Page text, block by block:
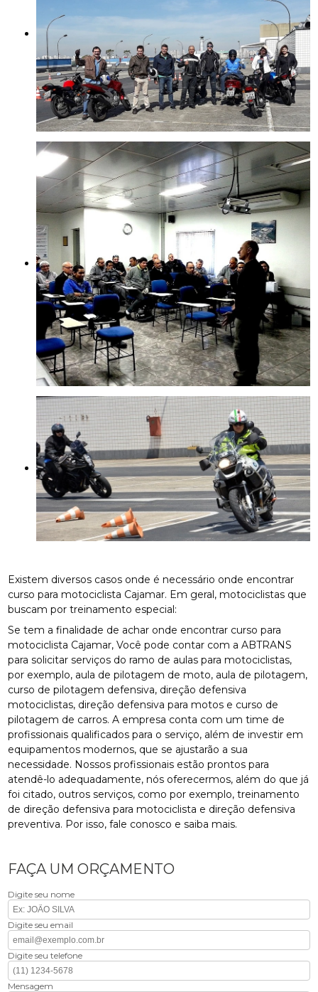
Existem diversos casos onde é necessário onde encontrar
curso para motociclista Cajamar. Em geral, motociclistas que
buscam por treinamento especial:
Se tem a finalidade de achar onde encontrar curso para
motociclista Cajamar, Você pode contar com a ABTRANS
para solicitar serviços do ramo de aulas para motociclistas,
por exemplo, aula de pilotagem de moto, aula de pilotagem,
curso de pilotagem defensiva, direção defensiva
motociclistas, direção defensiva para motos e curso de
pilotagem de carros. A empresa conta com um time de
profissionais qualificados para o serviço, além de investir em
equipamentos modernos, que se ajustarão a sua
necessidade. Nossos profissionais estão prontos para
atendê-lo adequadamente, nós oferecermos, além do que já
foi citado, outros serviços, como por exemplo, treinamento
de direção defensiva para motociclista e direção defensiva
preventiva. Por isso, fale conosco e saiba mais.
FAÇA UM ORÇAMENTO
Digite seu nome
Digite seu email
Digite seu telefone
Mensagem